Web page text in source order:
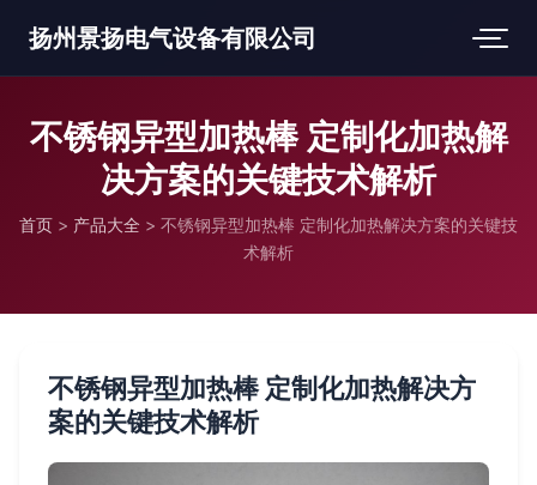
扬州景扬电气设备有限公司
不锈钢异型加热棒 定制化加热解
决方案的关键技术解析
首页 > 产品大全 > 不锈钢异型加热棒 定制化加热解决方案的关键技
术解析
不锈钢异型加热棒 定制化加热解决方
案的关键技术解析